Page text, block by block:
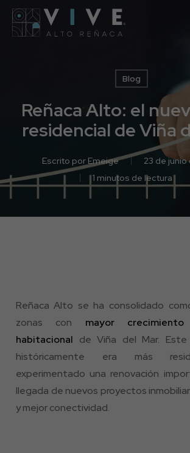
Skip
Blog
Reñaca Alto: el
residencial de Viña
Escrito por Emeige
23 de junio
1 minutos de lectura
Reñaca Alto se ha consolidado
zonas con mayor
habitacional de Viña del Mar.
históricamente era más
experimentado una renovación
llegada de nuevos proyectos
y mejor conectividad.